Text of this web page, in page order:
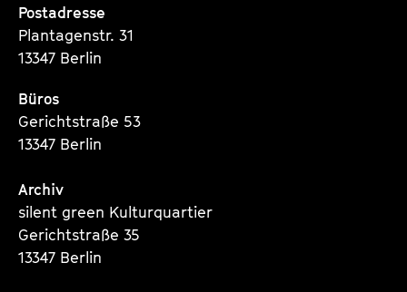
Postadresse
Plantagenstr. 31
13347 Berlin
Büros
Gerichtstraße 53
13347 Berlin
Archiv
silent green Kulturquartier
Gerichtstraße 35
13347 Berlin